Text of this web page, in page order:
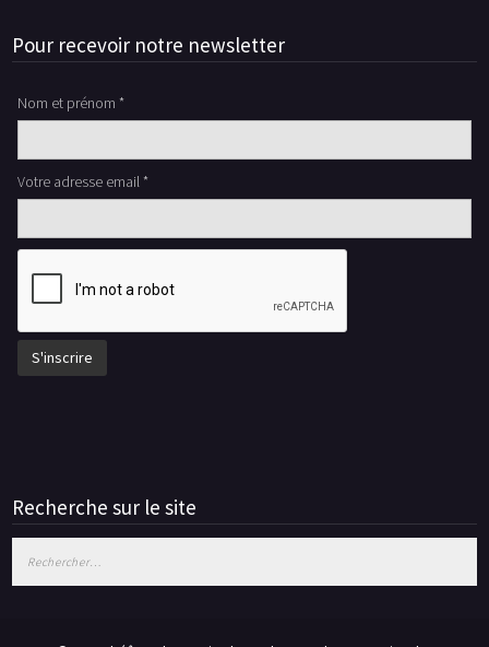
Pour recevoir notre newsletter
Nom et prénom *
Votre adresse email *
Recherche sur le site